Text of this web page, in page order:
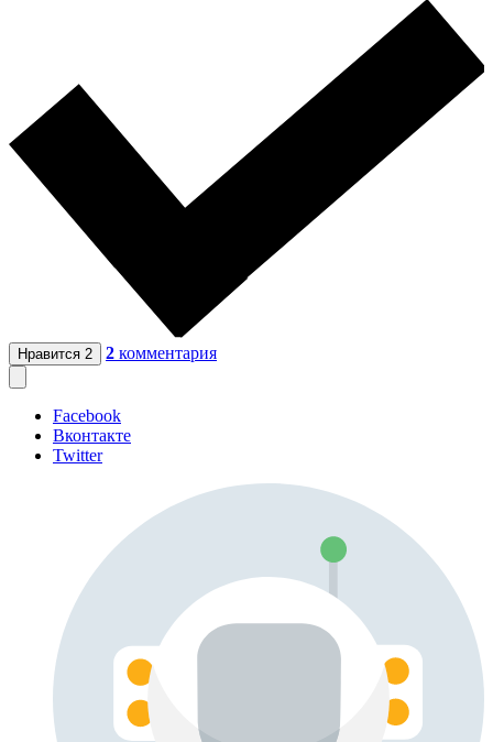
Нравится 2 2 комментария
Facebook
Вконтакте
Twitter